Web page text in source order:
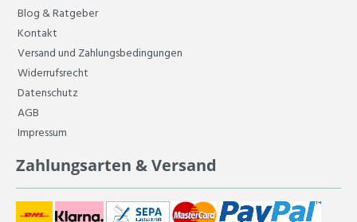
Blog & Ratgeber
Kontakt
Versand und Zahlungsbedingungen
Widerrufsrecht
Datenschutz
AGB
Impressum
Zahlungsarten & Versand